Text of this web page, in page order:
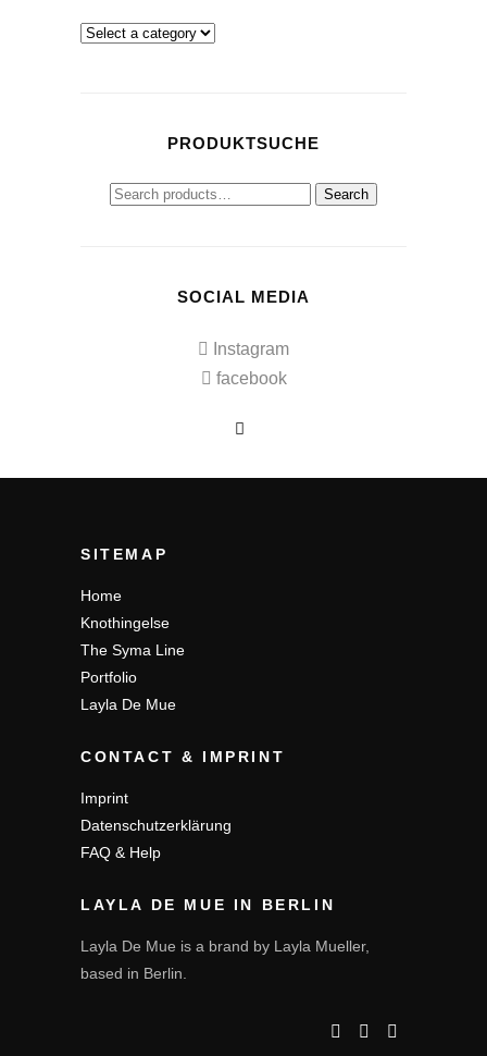
PRODUKTSUCHE
Search
Search
SOCIAL MEDIA
Instagram
facebook
SITEMAP
Home
Knothingelse
The Syma Line
Portfolio
Layla De Mue
CONTACT & IMPRINT
Imprint
Datenschutzerklärung
FAQ & Help
LAYLA DE MUE IN BERLIN
Layla De Mue is a brand by Layla Mueller,
based in Berlin.